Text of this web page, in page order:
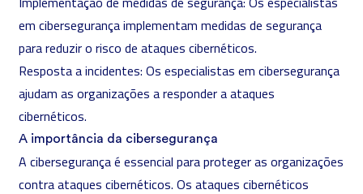
em cibersegurança implementam medidas de segurança
para reduzir o risco de ataques cibernéticos.
Resposta a incidentes: Os especialistas em cibersegurança
ajudam as organizações a responder a ataques
cibernéticos.
A importância da cibersegurança
A cibersegurança é essencial para proteger as organizações
contra ataques cibernéticos. Os ataques cibernéticos